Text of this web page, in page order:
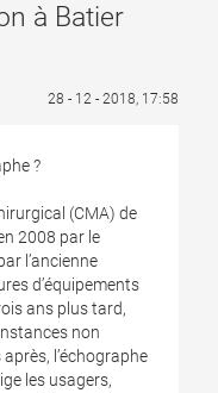
à Batier
28 - 12 - 2018, 17:58
?
(CMA) de
2008 par le
l’ancienne
d’équipements
ans plus tard,
non
l’échographe
les usagers,